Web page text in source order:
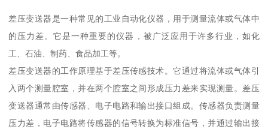
差压变送器是一种常见的工业自动化仪器，用于测量流体或气体中
的压力差。它是一种重要的仪器，被广泛应用于许多行业，如化
工、石油、制药、食品加工等。
差压变送器的工作原理基于差压传感技术。它通过将流体或气体引
入两个测量腔室，并在两个腔室之间形成压力差来实现测量。差压
变送器通常由传感器、电子电路和输出接口组成。传感器负责测量
压力差，电子电路将传感器的信号转换为标准信号，并通过输出接